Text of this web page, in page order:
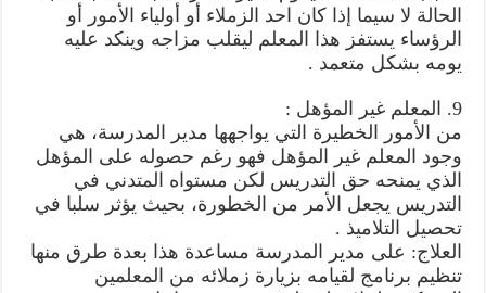
الحالة لا سيما إذا كان احد الزملاء أو أولياء الأمور أو
الرؤساء يستفز هذا المعلم ليقلب مزاجه وينكد عليه
يومه بشكل متعمد .
9. المعلم غير المؤهل :
من الأمور الخطيرة التي يواجهها مدير المدرسة، هي
وجود المعلم غير المؤهل فهو رغم حصوله على المؤهل
الذي يمنحه حق التدريس لكن مستواه المتدني في
التدريس يجعل الأمر من الخطورة، بحيث يؤثر سلبا في
تحصيل التلاميذ .
العلاج: على مدير المدرسة مساعدة هذا بعدة طرق منها
تنظيم برنامج لقيامه بزيارة زملائه من المعلمين